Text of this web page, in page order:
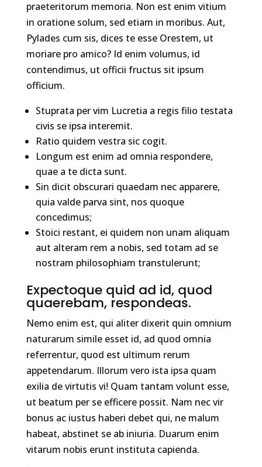
praeteritorum memoria. Non est enim vitium
in oratione solum, sed etiam in moribus. Aut,
Pylades cum sis, dices te esse Orestem, ut
moriare pro amico? Id enim volumus, id
contendimus, ut officii fructus sit ipsum
officium.
Stuprata per vim Lucretia a regis filio testata
civis se ipsa interemit.
Ratio quidem vestra sic cogit.
Longum est enim ad omnia respondere,
quae a te dicta sunt.
Sin dicit obscurari quaedam nec apparere,
quia valde parva sint, nos quoque
concedimus;
Stoici restant, ei quidem non unam aliquam
aut alteram rem a nobis, sed totam ad se
nostram philosophiam transtulerunt;
Expectoque quid ad id, quod
quaerebam, respondeas.
Nemo enim est, qui aliter dixerit quin omnium
naturarum simile esset id, ad quod omnia
referrentur, quod est ultimum rerum
appetendarum. Illorum vero ista ipsa quam
exilia de virtutis vi! Quam tantam volunt esse,
ut beatum per se efficere possit. Nam nec vir
bonus ac iustus haberi debet qui, ne malum
habeat, abstinet se ab iniuria. Duarum enim
vitarum nobis erunt instituta capienda.